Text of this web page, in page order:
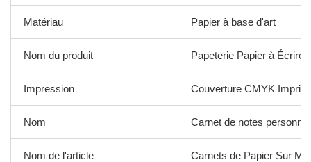
Matériau Papier à base d'art
Nom du produit Papeterie Papier à Écrire
Impression Couverture CMYK
Nom Carnet de notes
Nom de l'article Carnets de Papier Sur